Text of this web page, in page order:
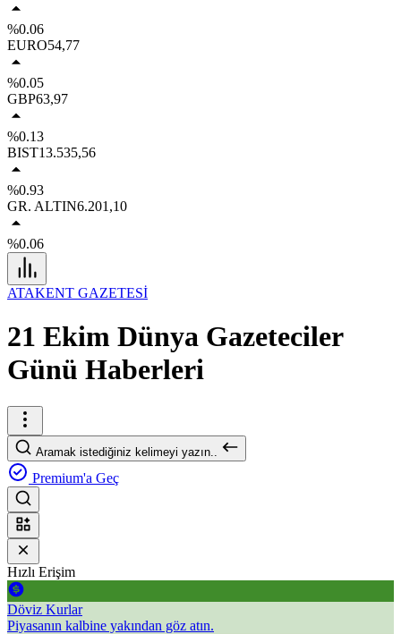
%0.06
EURO54,77
%0.05
GBP63,97
%0.13
BIST13.535,56
%0.93
GR. ALTIN6.201,10
%0.06
ATAKENT GAZETESİ
21 Ekim Dünya Gazeteciler
Günü Haberleri
Aramak istediğiniz kelimeyi yazın..
Premium'a Geç
Hızlı Erişim
Döviz Kurlar
Piyasanın kalbine yakından göz atın.